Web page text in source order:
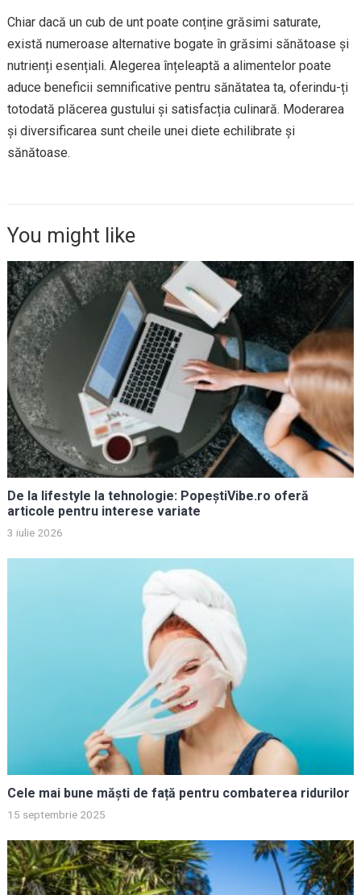
Chiar dacă un cub de unt poate conține grăsimi saturate,
există numeroase alternative bogate în grăsimi sănătoase și
nutrienți esențiali. Alegerea înțeleaptă a alimentelor poate
aduce beneficii semnificative pentru sănătatea ta, oferindu-ți
totodată plăcerea gustului și satisfacția culinară. Moderarea
și diversificarea sunt cheile unei diete echilibrate și
sănătoase.
You might like
De la lifestyle la tehnologie: PopeștiVibe.ro oferă
articole pentru interese variate
3 iulie 2026
Cele mai bune măști de față pentru combaterea ridurilor
15 septembrie 2025